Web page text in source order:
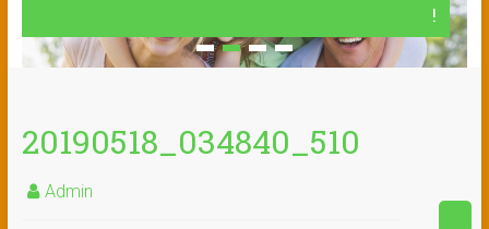
!
20190518_034840_510
Admin